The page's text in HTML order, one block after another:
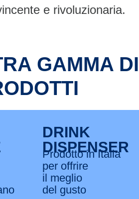
e rivoluzionaria.
GAMMA DI
DRINK
DISPENSER
Prodotto in Italia
per offrire
il meglio
del gusto